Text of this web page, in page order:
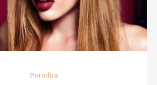
Porodica